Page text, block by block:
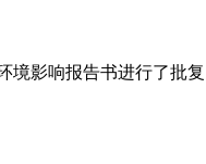
影响报告书进行了批